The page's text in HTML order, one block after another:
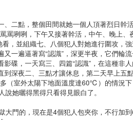
二點，整個田間就她一個人頂著烈日幹
咧咧，下午又接著幹活，中午、晚上、
，並組織七、八個犯人對她進行圍攻，
一遍逼著寫“認識”，深更半夜，它們輪
碟，一天寫三、四篇“認識”，在這種非
深夜二、三點才讓休息，第二天早上五
（室外太陽下地面溫度達60℃）的情況
她曬得黑得只看得見眼白了。
大門的，現在是4個犯人包夾你，不行加